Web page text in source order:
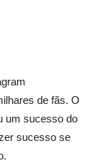
de fãs. O
um sucesso do
sucesso se